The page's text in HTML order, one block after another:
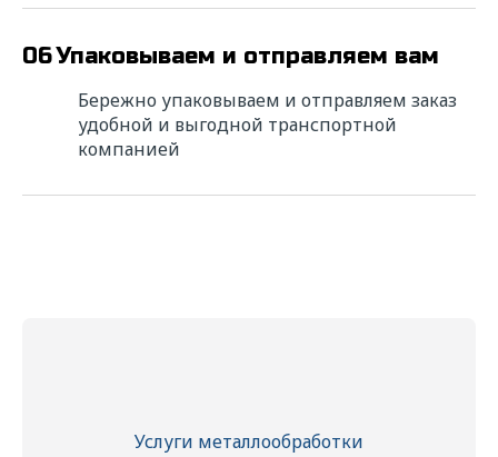
06Упаковываем и отправляем вам
Бережно упаковываем и отправляем заказ
удобной и выгодной транспортной
компанией
Услуги металлообработки
Ищете надежного
исполнителя? Напишите нам!